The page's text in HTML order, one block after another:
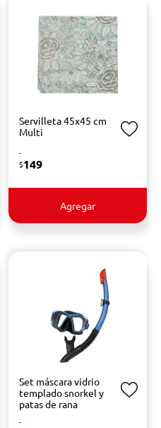
Servilleta 45x45 cm
Multi
-
$149
Agregar
Set máscara vidrio
templado snorkel y
patas de rana
-